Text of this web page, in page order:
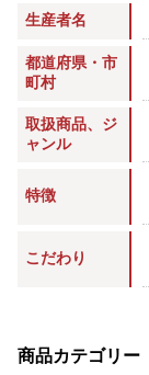
生産者名
都道府県・市
町村
取扱商品、ジ
ャンル
特徴
こだわり
商品カテゴリー